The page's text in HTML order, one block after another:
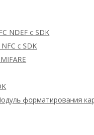
NDEF с SDK
с SDK
форматирования